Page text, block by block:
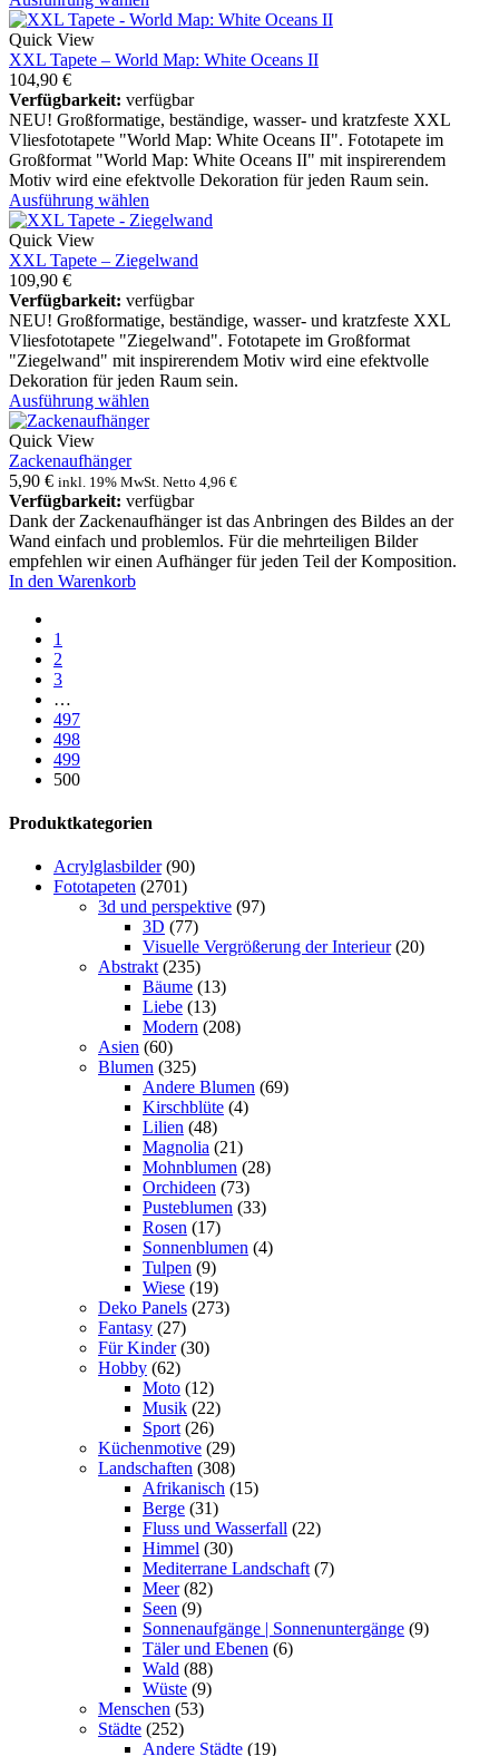
Quick View
XXL Tapete – World Map: White Oceans II
104,90 €
Verfügbarkeit: verfügbar
NEU! Großformatige, beständige, wasser- und kratzfeste XXL
Vliesfototapete "World Map: White Oceans II". Fototapete im
Großformat "World Map: White Oceans II" mit inspirerendem
Motiv wird eine efektvolle Dekoration für jeden Raum sein.
Ausführung wählen
Quick View
XXL Tapete – Ziegelwand
109,90 €
Verfügbarkeit: verfügbar
NEU! Großformatige, beständige, wasser- und kratzfeste XXL
Vliesfototapete "Ziegelwand". Fototapete im Großformat
"Ziegelwand" mit inspirerendem Motiv wird eine efektvolle
Dekoration für jeden Raum sein.
Ausführung wählen
Quick View
Zackenaufhänger
5,90 € inkl. 19% MwSt. Netto 4,96 €
Verfügbarkeit: verfügbar
Dank der Zackenaufhänger ist das Anbringen des Bildes an der
Wand einfach und problemlos. Für die mehrteiligen Bilder
empfehlen wir einen Aufhänger für jeden Teil der Komposition.
In den Warenkorb
1
2
3
…
497
498
499
500
Produktkategorien
Acrylglasbilder (90)
Fototapeten (2701)
3d und perspektive (97)
3D (77)
Visuelle Vergrößerung der Interieur (20)
Abstrakt (235)
Bäume (13)
Liebe (13)
Modern (208)
Asien (60)
Blumen (325)
Andere Blumen (69)
Kirschblüte (4)
Lilien (48)
Magnolia (21)
Mohnblumen (28)
Orchideen (73)
Pusteblumen (33)
Rosen (17)
Sonnenblumen (4)
Tulpen (9)
Wiese (19)
Deko Panels (273)
Fantasy (27)
Für Kinder (30)
Hobby (62)
Moto (12)
Musik (22)
Sport (26)
Küchenmotive (29)
Landschaften (308)
Afrikanisch (15)
Berge (31)
Fluss und Wasserfall (22)
Himmel (30)
Mediterrane Landschaft (7)
Meer (82)
Seen (9)
Sonnenaufgänge | Sonnenuntergänge (9)
Täler und Ebenen (6)
Wald (88)
Wüste (9)
Menschen (53)
Städte (252)
Andere Städte (19)